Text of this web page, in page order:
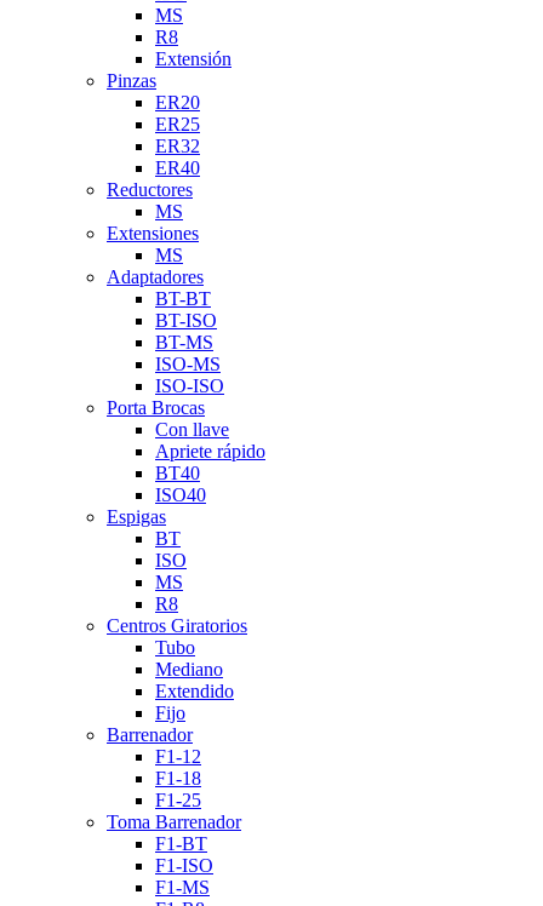
MS
R8
Extensión
Pinzas
ER20
ER25
ER32
ER40
Reductores
MS
Extensiones
MS
Adaptadores
BT-BT
BT-ISO
BT-MS
ISO-MS
ISO-ISO
Porta Brocas
Con llave
Apriete rápido
BT40
ISO40
Espigas
BT
ISO
MS
R8
Centros Giratorios
Tubo
Mediano
Extendido
Fijo
Barrenador
F1-12
F1-18
F1-25
Toma Barrenador
F1-BT
F1-ISO
F1-MS